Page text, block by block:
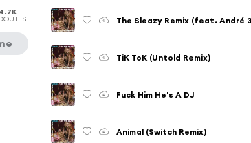
The Sleazy Remix (feat. André
TiK ToK (Untold Remix)
Fuck Him He's A DJ
Animal (Switch Remix)